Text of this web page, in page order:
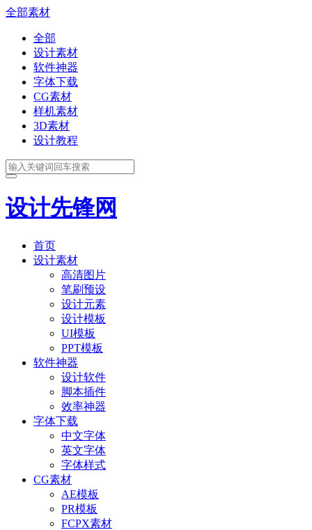
全部素材
全部
设计素材
软件神器
字体下载
CG素材
样机素材
3D素材
设计教程
设计先锋网
首页
设计素材
高清图片
笔刷预设
设计元素
设计模板
UI模板
PPT模板
软件神器
设计软件
脚本插件
效率神器
字体下载
中文字体
英文字体
字体样式
CG素材
AE模板
PR模板
FCPX素材